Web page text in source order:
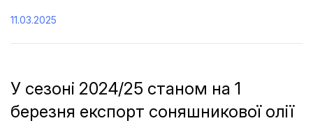
11.03.2025
У сезоні 2024/25 станом на 1
березня експорт соняшникової олії